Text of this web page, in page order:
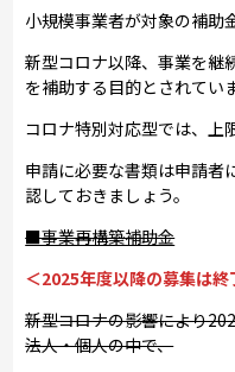
小規模事業者が対象の補助
新型コロナ以降、事業を継
を補助する目的とされてい
コロナ特別対応型では、上
申請に必要な書類は申請者
認しておきましょう。
■事業再構築補助金
＜2025年度以降の募集は終
新型コロナの影響により
法人・個人の中で、